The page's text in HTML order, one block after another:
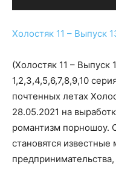
Холостяк 11 – Выпуск
(Холостяк 11 – Выпуск
1,2,3,4,5,6,7,8,9,10
почтенных летах
28.05.2021 на
романтизм порношоу.
становятся